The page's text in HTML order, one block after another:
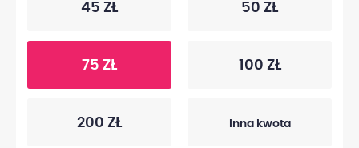
45 ZŁ 50 ZŁ
75 ZŁ 100 ZŁ
200 ZŁ